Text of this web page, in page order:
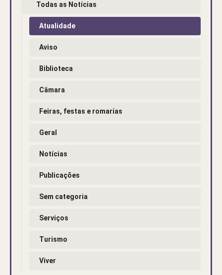
Todas as Notícias
Atualidade
Aviso
Biblioteca
Câmara
Feiras, festas e romarias
Geral
Notícias
Publicações
Sem categoria
Serviços
Turismo
Viver